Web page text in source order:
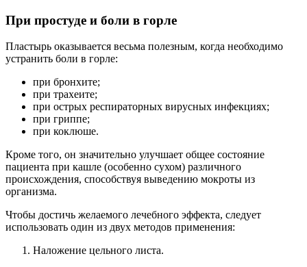
При простуде и боли в горле
Пластырь оказывается весьма полезным, когда необходимо
устранить боли в горле:
при бронхите;
при трахеите;
при острых респираторных вирусных инфекциях;
при гриппе;
при коклюше.
Кроме того, он значительно улучшает общее состояние
пациента при кашле (особенно сухом) различного
происхождения, способствуя выведению мокроты из
организма.
Чтобы достичь желаемого лечебного эффекта, следует
использовать один из двух методов применения:
Наложение цельного листа.